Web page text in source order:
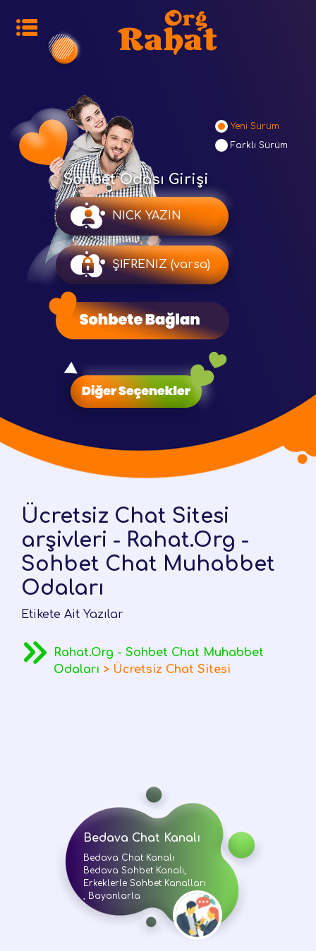
Yeni Sürüm
Farklı Sürüm
Sohbet Odası Girişi
Ücretsiz Chat Sitesi
arşivleri - Rahat.Org -
Sohbet Chat Muhabbet
Odaları
Etikete Ait Yazılar
Rahat.Org - Sohbet Chat Muhabbet
Odaları > Ücretsiz Chat Sitesi
Bedava Chat Kanalı
Bedava Chat Kanalı
Bedava Sohbet Kanalı,
Erkeklerle Sohbet Kanalları
, Bayanlarla